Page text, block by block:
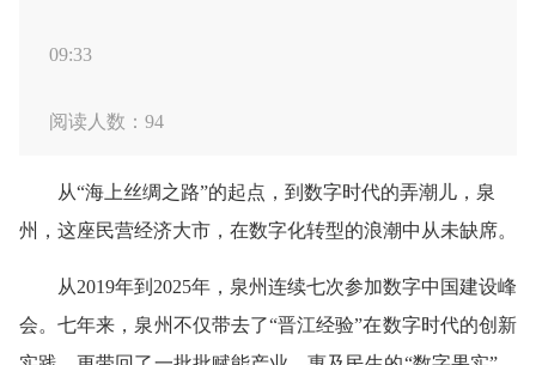
09:33
阅读人数： 94
从“海上丝绸之路”的起点，到数字时代的弄潮儿，泉
州，这座民营经济大市，在数字化转型的浪潮中从未缺席。
从2019年到2025年，泉州连续七次参加数字中国建设峰
会。七年来，泉州不仅带去了“晋江经验”在数字时代的创新